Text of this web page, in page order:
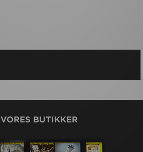
VORES BUTIKKER